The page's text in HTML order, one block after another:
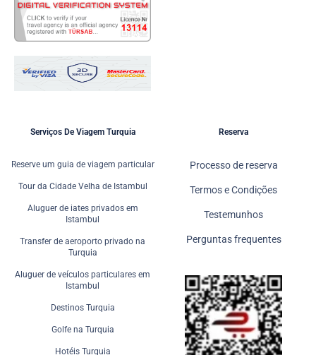
Serviços De Viagem Turquia
Reserve um guia de viagem particular
Tour da Cidade Velha de Istambul
Aluguer de iates privados em
Istambul
Transfer de aeroporto privado na
Turquia
Aluguer de veículos particulares em
Istambul
Destinos Turquia
Golfe na Turquia
Hotéis Turquia
Reserva
Processo de reserva
Termos e Condições
Testemunhos
Perguntas frequentes